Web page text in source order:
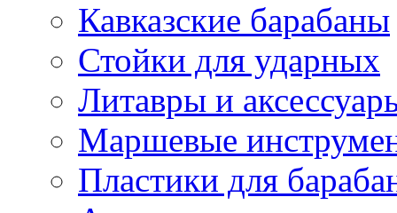
Кавказские барабаны
Стойки для ударных
Литавры и
Маршевые
Пластики для